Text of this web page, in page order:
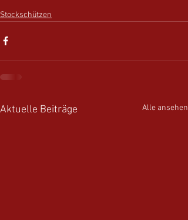
Stockschützen
Aktuelle Beiträge Alle ansehen